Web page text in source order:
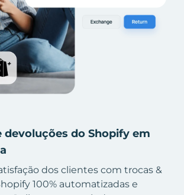
devoluções do Shopify em
dos clientes com trocas &
100% automatizadas e